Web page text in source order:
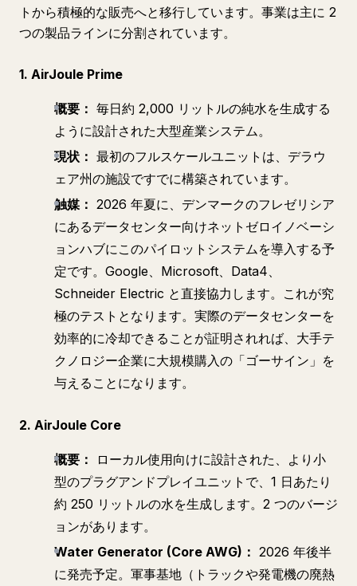
トから積極的な販売へと移行しています。事業は主に 2
つの製品ラインに分割されています。
1. AirJoule Prime
概要： 毎日約 2,000 リットルの純水を生成する
ように設計された大型産業システム。
現状： 最初のフルスケールユニットは、デラウ
ェア州の施設ですでに構築されています。
触媒： 2026 年夏に、デンマークのフレゼリシア
にあるデータセンター向けネットゼロイノベーシ
ョンハブにこのパイロットシステムを導入する予
定です。Google、Microsoft、Data4、
Schneider Electric と直接協力します。これが究
極のテストとなります。実際のデータセンターを
効率的に冷却できることが証明されれば、大手テ
クノロジー企業に大規模購入の「ゴーサイン」を
与えることになります。
2. AirJoule Core
概要：
ローカル使用向けに設計された、より小
型のプラグアンドプレイユニットで、1 日あたり
約 250 リットルの水を生成します。2 つのバージ
ョンがあります。
Water Generator (Core AWG)： 2026 年後半
に発売予定。軍事基地（トラックや発電機の廃熱